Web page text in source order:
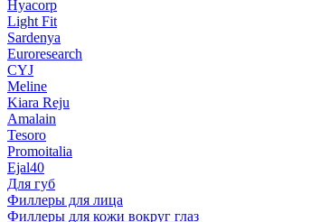
Hyacorp
Light Fit
Sardenya
Euroresearch
CYJ
Meline
Kiara Reju
Amalain
Tesoro
Promoitalia
Ejal40
Для губ
Филлеры для лица
Филлеры для кожи вокруг глаз